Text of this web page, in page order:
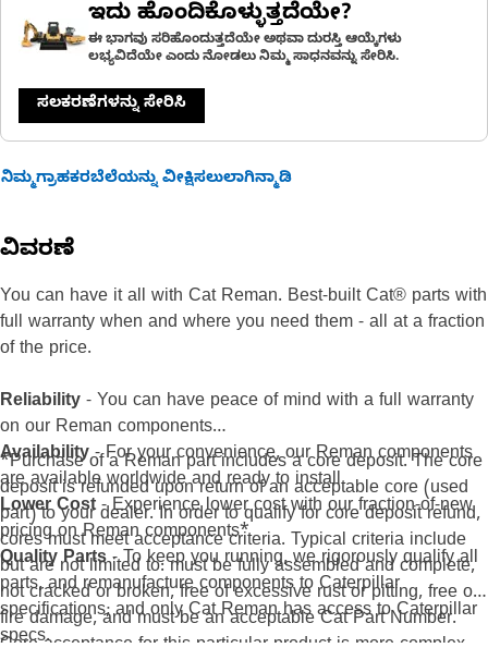
ಇದು ಹೊಂದಿಕೊಳ್ಳುತ್ತದೆಯೇ?
ಈ ಭಾಗವು ಸರಿಹೊಂದುತ್ತದೆಯೇ ಅಥವಾ ದುರಸ್ತಿ ಆಯ್ಕೆಗಳು
ಲಭ್ಯವಿದೆಯೇ ಎಂದು ನೋಡಲು ನಿಮ್ಮ ಸಾಧನವನ್ನು ಸೇರಿಸಿ.
ಸಲಕರಣೆಗಳನ್ನು ಸೇರಿಸಿ
ನಿಮ್ಮಗ್ರಾಹಕರಬೆಲೆಯನ್ನು ವೀಕ್ಷಿಸಲುಲಾಗಿನ್ಮಾಡಿ
ವಿವರಣೆ
You can have it all with Cat Reman. Best-built Cat® parts with
full warranty when and where you need them - all at a fraction
of the price.
Reliability - You can have peace of mind with a full warranty
on our Reman components
Availability- For your convenience, our Reman components
are available worldwide and ready to install
Lower Cost- Experience lower cost with our fraction-of-new
pricing on Reman components*
Quality Parts- To keep you running, we rigorously qualify all
parts, and remanufacture components to Caterpillar
specifications; and only Cat Reman has access to Caterpillar
specs.
*Purchase of a Reman part includes a core deposit. The core
deposit is refunded upon return of an acceptable core (used
part) to your dealer. In order to qualify for core deposit refund,
cores must meet acceptance criteria. Typical criteria include
but are not limited to: must be fully assembled and complete,
not cracked or broken, free of excessive rust or pitting, free of
fire damage, and must be an acceptable Cat Part Number.
Core acceptance for this particular product is more complex -